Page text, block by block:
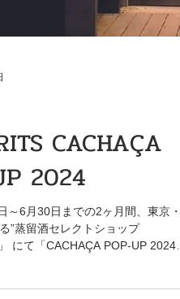
CACHAÇA
2024
～6月30日までの2ヶ月間、東京・